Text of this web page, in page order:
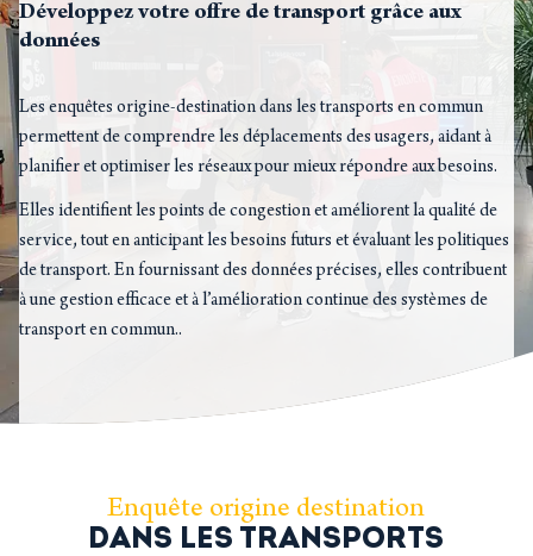
Développez votre offre de transport grâce aux
données
Les enquêtes origine-destination dans les transports en commun
permettent de comprendre les déplacements des usagers, aidant à
planifier et optimiser les réseaux pour mieux répondre aux besoins.
Elles identifient les points de congestion et améliorent la qualité de
service, tout en anticipant les besoins futurs et évaluant les politiques
de transport. En fournissant des données précises, elles contribuent
à une gestion efficace et à l’amélioration continue des systèmes de
transport en commun..
Enquête origine destination
DANS LES TRANSPORTS